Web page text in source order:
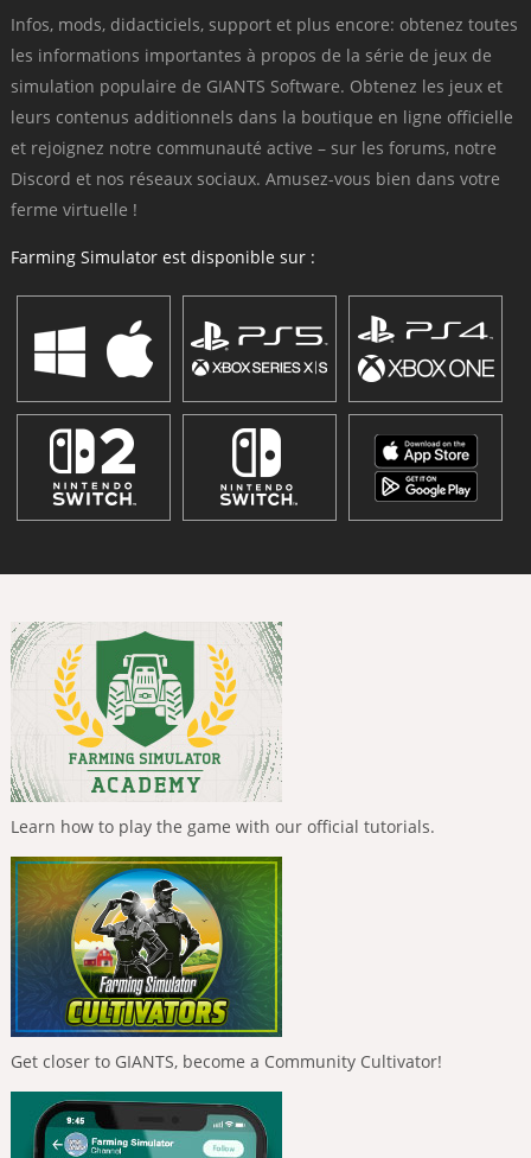
Infos, mods, didacticiels, support et plus encore: obtenez toutes
les informations importantes à propos de la série de jeux de
simulation populaire de GIANTS Software. Obtenez les jeux et
leurs contenus additionnels dans la boutique en ligne officielle
et rejoignez notre communauté active – sur les forums, notre
Discord et nos réseaux sociaux. Amusez-vous bien dans votre
ferme virtuelle !
Farming Simulator est disponible sur :
Learn how to play the game with our official tutorials.
Get closer to GIANTS, become a Community Cultivator!